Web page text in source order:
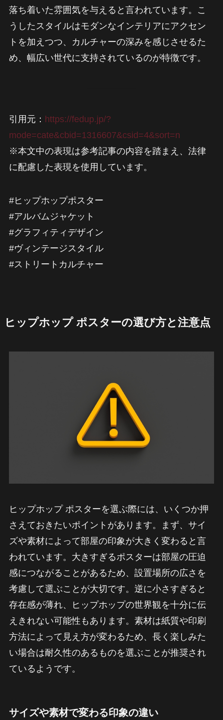
落ち着いた雰囲気を与えると言われています。こ
うしたスタイルはモダンなインテリアにアクセン
トを加えつつ、カルチャーの深みを感じさせるた
め、幅広い世代に支持されているのが特徴です。
引用元： https://fedup.jp/?
mode=cate&cbid=1316607&csid=4&sort=n
※本文中の表現は参考記事の内容を踏まえ、法律
に配慮した表現を使用しています。
#ヒップホップポスター
#アルバムジャケット
#グラフィティデザイン
#ヴィンテージスタイル
#ストリートカルチャー
ヒップホップ ポスターの選び方と注意点
ヒップホップ ポスターを選ぶ際には、いくつか押
さえておきたいポイントがあります。まず、サイ
ズや素材によって部屋の印象が大きく変わると言
われています。大きすぎるポスターは部屋の圧迫
感につながることがあるため、設置場所の広さを
考慮して選ぶことが大切です。逆に小さすぎると
存在感が薄れ、ヒップホップの世界観を十分に伝
えきれない可能性もあります。素材は紙質や印刷
方法によって見え方が変わるため、長く楽しみた
い場合は耐久性のあるものを選ぶことが推奨され
ているようです。
サイズや素材で変わる印象の違い